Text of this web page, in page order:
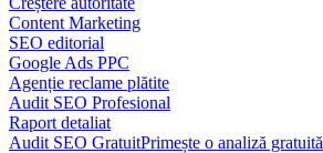
Content Marketing
SEO editorial
Google Ads PPC
Agenție reclame plătite
Audit SEO Profesional
Raport detaliat
Audit SEO GratuitPrimește o analiză gratuită